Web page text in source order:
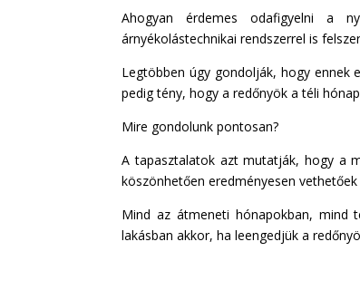
Ahogyan érdemes odafigyelni a
árnyékolástechnikai rendszerrel is
Legtöbben úgy gondolják, hogy ennek
pedig tény, hogy a redőnyök a téli
Mire gondolunk pontosan?
A tapasztalatok azt mutatják, hogy a
köszönhetően eredményesen
Mind az átmeneti hónapokban, mind
lakásban akkor, ha leengedjük a